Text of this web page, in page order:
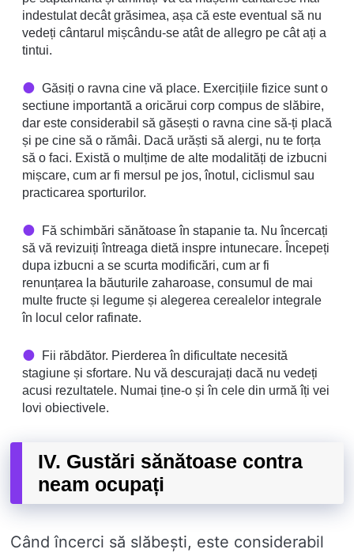
indestulat decât grăsimea, așa că este eventual să nu
vedeți cântarul mișcându-se atât de allegro pe cât ați a
tintui.
Găsiți o ravna cine vă place. Exercițiile fizice sunt o
sectiune importantă a oricărui corp compus de slăbire,
dar este considerabil să găsești o ravna cine să-ți placă
și pe cine să o rămâi. Dacă urăști să alergi, nu te forța
să o faci. Există o mulțime de alte modalități de izbucni
mișcare, cum ar fi mersul pe jos, înotul, ciclismul sau
practicarea sporturilor.
Fă schimbări sănătoase în stapanie ta. Nu încercați
să vă revizuiți întreaga dietă inspre intunecare. Începeți
dupa izbucni a se scurta modificări, cum ar fi
renunțarea la băuturile zaharoase, consumul de mai
multe fructe și legume și alegerea cerealelor integrale
în locul celor rafinate.
Fii răbdător. Pierderea în dificultate necesită
stagiune și sfortare. Nu vă descurajați dacă nu vedeți
acusi rezultatele. Numai ține-o și în cele din urmă îți vei
lovi obiectivele.
IV. Gustări sănătoase contra
neam ocupați
Când încerci să slăbești, este considerabil